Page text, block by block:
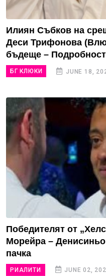
Илиян Събков на
Деси Трифонова
бъдеще –
БГ КЛЮКИ JUNE 18,
Победителят от
Морейра –
пачка
РИАЛИТИ JUNE 02,